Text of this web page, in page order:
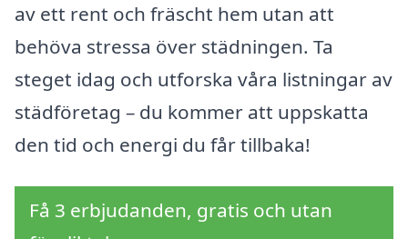
av ett rent och fräscht hem utan att
behöva stressa över städningen. Ta
steget idag och utforska våra listningar av
städföretag – du kommer att uppskatta
den tid och energi du får tillbaka!
Få 3 erbjudanden, gratis och utan